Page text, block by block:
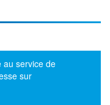
au service de
sur